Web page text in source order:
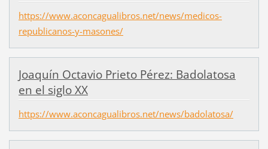
https://www.aconcagualibros.net/news/medicos-
republicanos-y-masones/
Joaquín Octavio Prieto Pérez: Badolatosa
en el siglo XX
https://www.aconcagualibros.net/news/badolatosa/